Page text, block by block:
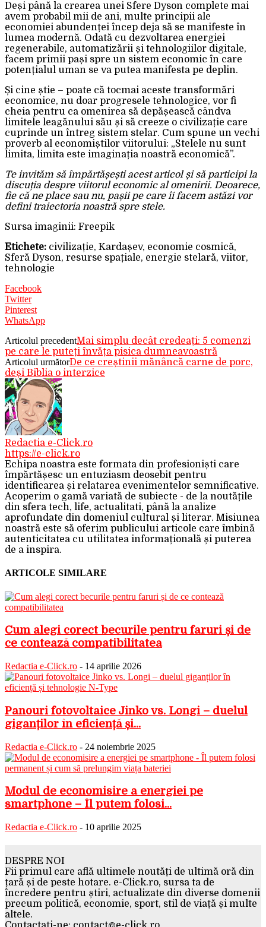
Deși până la crearea unei Sfere Dyson complete mai
avem probabil mii de ani, multe principii ale
economiei abundenței încep deja să se manifeste în
lumea modernă. Odată cu dezvoltarea energiei
regenerabile, automatizării și tehnologiilor digitale,
facem primii pași spre un sistem economic în care
potențialul uman se va putea manifesta pe deplin.
Și cine știe – poate că tocmai aceste transformări
economice, nu doar progresele tehnologice, vor fi
cheia pentru ca omenirea să depășească cândva
limitele leagănului său și să creeze o civilizație care
cuprinde un întreg sistem stelar. Cum spune un vechi
proverb al economiștilor viitorului: „Stelele nu sunt
limita, limita este imaginația noastră economică”.
Te invităm să împărtășești acest articol și să participi la
discuția despre viitorul economic al omenirii. Deoarece,
fie că ne place sau nu, pașii pe care îi facem astăzi vor
defini traiectoria noastră spre stele.
Sursa imaginii: Freepik
Etichete: civilizație, Kardașev, economie cosmică,
Sferă Dyson, resurse spațiale, energie stelară, viitor,
tehnologie
Facebook
Twitter
Pinterest
WhatsApp
Articolul precedentMai simplu decât credeați: 5 comenzi
pe care le puteți învăța pisica dumneavoastră
Articolul următorDe ce creștinii mănâncă carne de porc,
deși Biblia o interzice
Redactia e-Click.ro
https://e-click.ro
Echipa noastra este formata din profesioniști care
împărtășesc un entuziasm deosebit pentru
identificarea și relatarea evenimentelor semnificative.
Acoperim o gamă variată de subiecte - de la noutățile
din sfera tech, life, actualitati, până la analize
aprofundate din domeniul cultural și literar. Misiunea
noastră este să oferim publicului articole care îmbină
autenticitatea cu utilitatea informațională și puterea
de a inspira.
ARTICOLE SIMILARE
Cum alegi corect becurile pentru faruri și de
ce contează compatibilitatea
Redactia e-Click.ro - 14 aprilie 2026
Panouri fotovoltaice Jinko vs. Longi – duelul
giganților în eficiență și...
Redactia e-Click.ro - 24 noiembrie 2025
Modul de economisire a energiei pe
smartphone – Îl putem folosi...
Redactia e-Click.ro - 10 aprilie 2025
DESPRE NOI
Fii primul care află ultimele noutăți de ultimă oră din
țară și de peste hotare. e-Click.ro, sursa ta de
încredere pentru știri, actualizate din diverse domenii
precum politică, economie, sport, stil de viață și multe
altele.